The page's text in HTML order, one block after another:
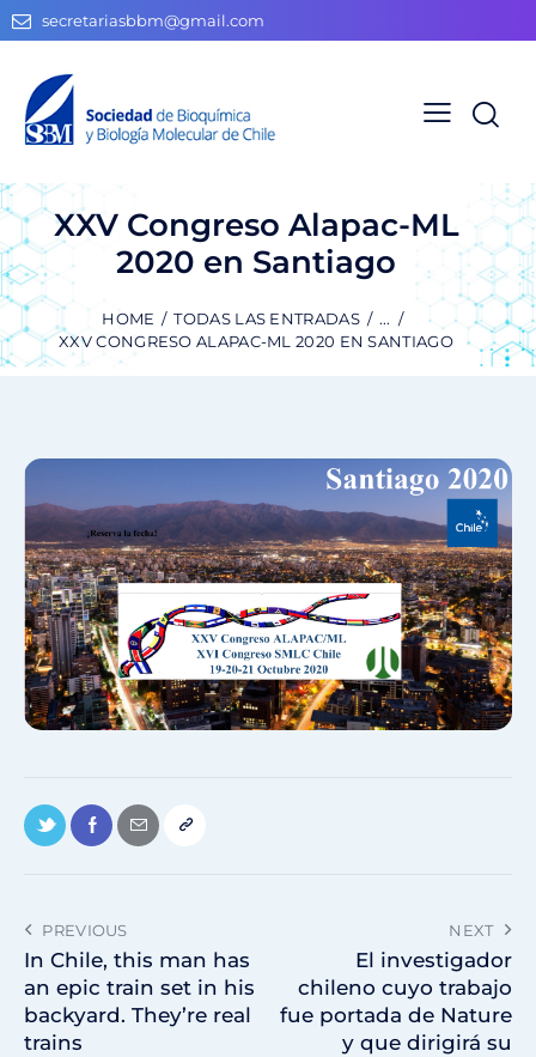
secretariasbbm@gmail.com
XXV Congreso Alapac-ML
2020 en Santiago
HOME TODAS LAS ENTRADAS
...
XXV CONGRESO ALAPAC-ML 2020 EN SANTIAGO
PREVIOUS
In Chile, this man has
an epic train set in his
backyard. They’re real
trains
NEXT
El investigador
chileno cuyo trabajo
fue portada de Nature
y que dirigirá su